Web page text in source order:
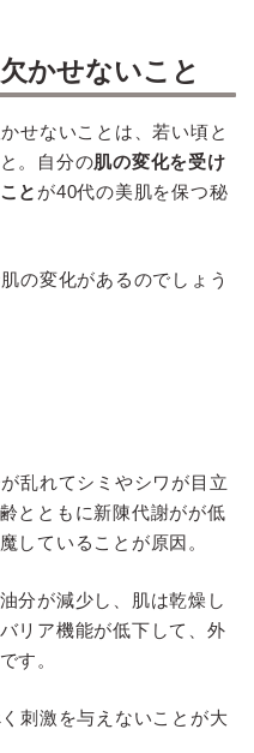
かせないこと
せないことは、若い頃と
。自分の肌の変化を受け
と が40代の美肌を保つ秘
の変化があるのでしょう
乱れてシミやシワが目立
とともに新陳代謝がが低
していることが原因。
分が減少し、肌は乾燥し
リア機能が低下して、外
す。
刺激を与えないことが大